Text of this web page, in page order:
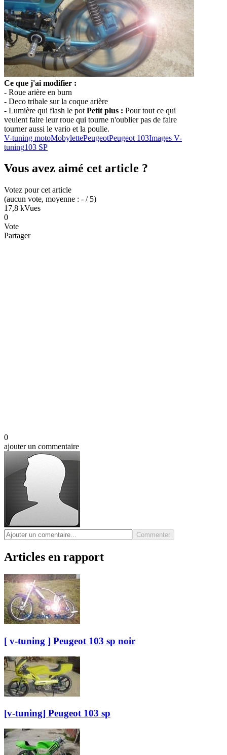
Ce que j'ai modifier :
- Roue arière en burn
- Deco tribale sur la coque arière
- Lumière qui flash le pot Petit plus : Pour tout ce qui
veulent faire leur roue qui tourne n'oublier pas de faire
tourner aussi le vario et la poulie.
V-tuning motoMobylettePeugeotPeugeot 103Images V-
tuning103 SP
Vous avez aimé cet article ?
Votez pour cet article
(aucun vote, moyenne : - / 5)
17,8 kVues
0
Vote
Partager
0
ajouter un commentaire
Commenter
Articles en rapport
[ v-tuning ] Peugeot 103 sp noir
[v-tuning] Peugeot 103 sp